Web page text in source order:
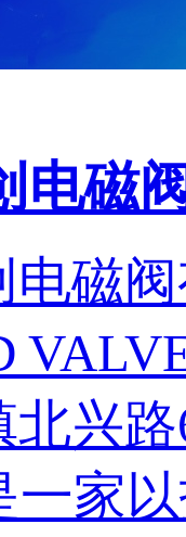
电磁
磁
北兴
一家